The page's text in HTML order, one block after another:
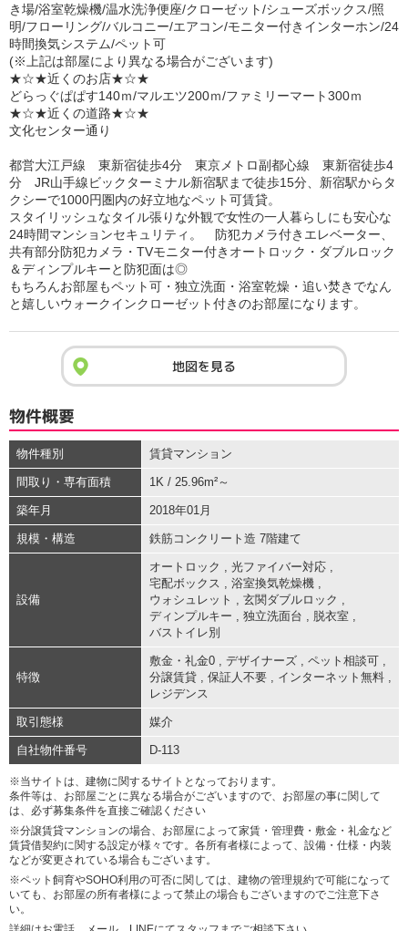
き場/浴室乾燥機/温水洗浄便座/クローゼット/シューズボックス/照
明/フローリング/バルコニー/エアコン/モニター付きインターホン/24
時間換気システム/ペット可
(※上記は部屋により異なる場合がございます)
★☆★近くのお店★☆★
どらっぐぱぱす140ｍ/マルエツ200ｍ/ファミリーマート300ｍ
★☆★近くの道路★☆★
文化センター通り
都営大江戸線 東新宿徒歩4分 東京メトロ副都心線 東新宿徒歩4
分 JR山手線ビックターミナル新宿駅まで徒歩15分、新宿駅からタ
クシーで1000円圏内の好立地なペット可賃貸。
スタイリッシュなタイル張りな外観で女性の一人暮らしにも安心な
24時間マンションセキュリティ。 防犯カメラ付きエレベーター、
共有部分防犯カメラ・TVモニター付きオートロック・ダブルロック
＆ディンプルキーと防犯面は◎
もちろんお部屋もペット可・独立洗面・浴室乾燥・追い焚きでなん
と嬉しいウォークインクローゼット付きのお部屋になります。
地図を見る
物件概要
物件種別 賃貸マンション
間取り・専有面積 1K / 25.96m²～
築年月 2018年01月
規模・構造 鉄筋コンクリート造 7階建て
設備
オートロック , 光ファイバー対応 ,
宅配ボックス , 浴室換気乾燥機 ,
ウォシュレット , 玄関ダブルロック ,
ディンプルキー , 独立洗面台 , 脱衣室 ,
バストイレ別
特徴
敷金・礼金0 , デザイナーズ , ペット相談可 ,
分譲賃貸 , 保証人不要 , インターネット無料 ,
レジデンス
取引態様 媒介
自社物件番号 D-113
※当サイトは、建物に関するサイトとなっております。
条件等は、お部屋ごとに異なる場合がございますので、お部屋の事に関して
は、必ず募集条件を直接ご確認ください
※分譲賃貸マンションの場合、お部屋によって家賃・管理費・敷金・礼金など
賃貸借契約に関する設定が様々です。各所有者様によって、設備・仕様・内装
などが変更されている場合もございます。
※ペット飼育やSOHO利用の可否に関しては、建物の管理規約で可能になって
いても、お部屋の所有者様によって禁止の場合もございますのでご注意下さ
い。